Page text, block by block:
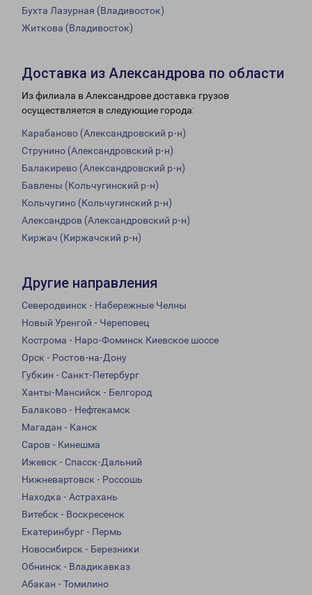
Бухта Лазурная (Владивосток)
Житкова (Владивосток)
Доставка из Александрова по области
Из филиала в Александрове доставка грузов
осуществляется в следующие города:
Карабаново (Александровский р-н)
Струнино (Александровский р-н)
Балакирево (Александровский р-н)
Бавлены (Кольчугинский р-н)
Кольчугино (Кольчугинский р-н)
Александров (Александровский р-н)
Киржач (Киржачский р-н)
Другие направления
Северодвинск - Набережные Челны
Новый Уренгой - Череповец
Кострома - Наро-Фоминск Киевское шоссе
Орск - Ростов-на-Дону
Губкин - Санкт-Петербург
Ханты-Мансийск - Белгород
Балаково - Нефтекамск
Магадан - Канск
Саров - Кинешма
Ижевск - Спасск-Дальний
Нижневартовск - Россошь
Находка - Астрахань
Витебск - Воскресенск
Екатеринбург - Пермь
Новосибирск - Березники
Обнинск - Владикавказ
Абакан - Томилино